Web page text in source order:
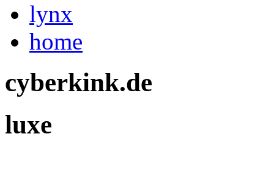
lynx
home
cyberkink.de
luxe